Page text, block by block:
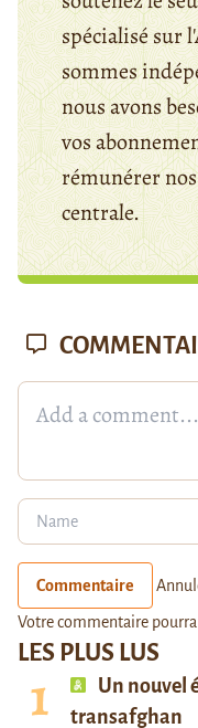
spécialisé sur
sommes
nous avons
vos
rémunérer
centrale.
LES PLUS LUS
Un nouvel
transafghan
Commentaire
Votre commentaire